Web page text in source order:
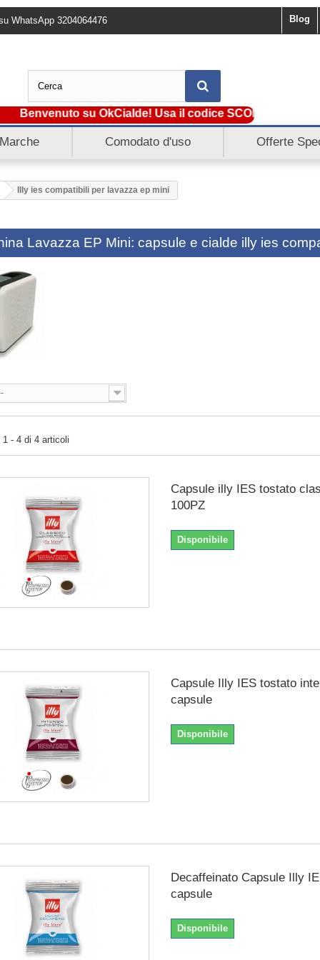
Blog
WhatsApp 3204064476
su OkCialde! Usa il codice SCONTO5 e ottieni
Marche Comodato d'uso Offerte
Illy ies compatibili per lavazza ep mini
Lavazza EP Mini: capsule e cialde illy ies
1 - 4 di 4 articoli
Capsule illy IES tostato
100PZ
Disponibile
Capsule Illy IES tostato
capsule
Disponibile
Decaffeinato Capsule Illy
capsule
Disponibile